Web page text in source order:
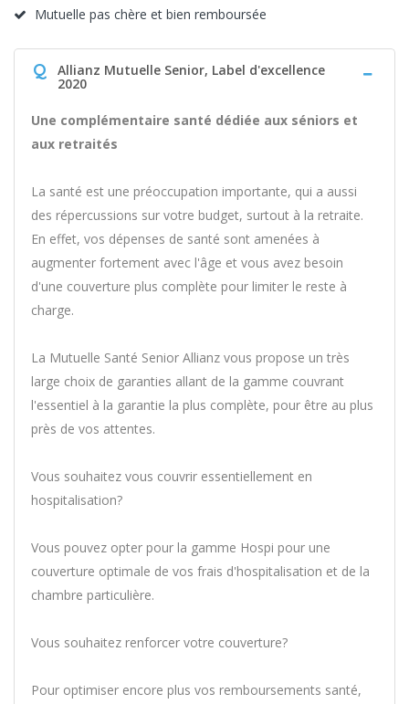
Mutuelle pas chère et bien remboursée
Q Allianz Mutuelle Senior, Label d'excellence
2020
Une complémentaire santé dédiée aux séniors et
aux retraités
La santé est une préoccupation importante, qui a aussi
des répercussions sur votre budget, surtout à la retraite.
En effet, vos dépenses de santé sont amenées à
augmenter fortement avec l'âge et vous avez besoin
d'une couverture plus complète pour limiter le reste à
charge.
La Mutuelle Santé Senior Allianz vous propose un très
large choix de garanties allant de la gamme couvrant
l'essentiel à la garantie la plus complète, pour être au plus
près de vos attentes.
Vous souhaitez vous couvrir essentiellement en
hospitalisation?
Vous pouvez opter pour la gamme Hospi pour une
couverture optimale de vos frais d'hospitalisation et de la
chambre particulière.
Vous souhaitez renforcer votre couverture?
Pour optimiser encore plus vos remboursements santé,